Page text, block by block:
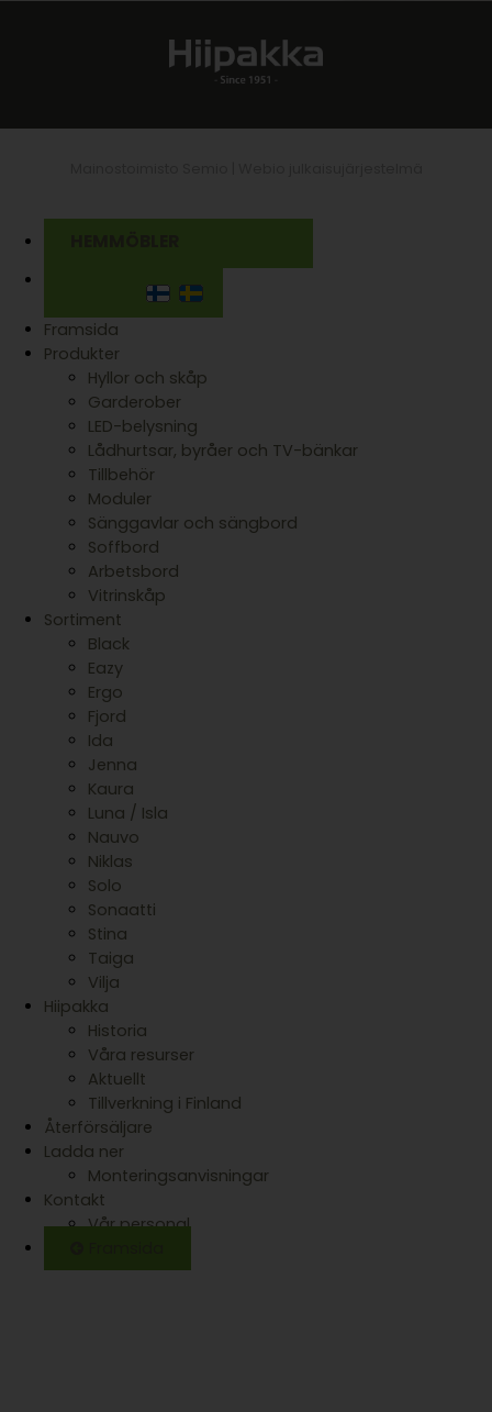
Framsida
Produkter
Hyllor och skåp
Garderober
LED-belysning
Lådhurtsar, byråer och TV-bänkar
Tillbehör
Moduler
Sänggavlar och sängbord
Soffbord
Arbetsbord
Vitrinskåp
Sortiment
Black
Eazy
Ergo
Fjord
Ida
Jenna
Kaura
Luna / Isla
Nauvo
Niklas
Solo
Sonaatti
Stina
Taiga
Vilja
Hiipakka
Historia
Våra resurser
Aktuellt
Tillverkning i Finland
Återförsäljare
Ladda ner
Monteringsanvisningar
Kontakt
Vår personal